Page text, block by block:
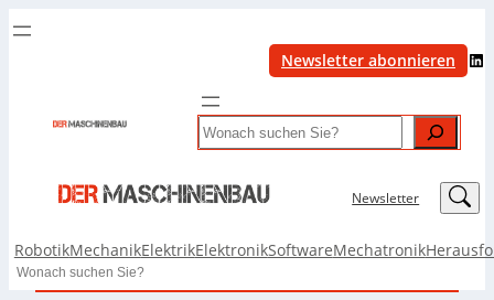
Newsletter abonnieren LinkedIn
Search
Newsletter LinkedIn
RobotikMechanikElektrikElektronikSoftwareMechatronik
Search